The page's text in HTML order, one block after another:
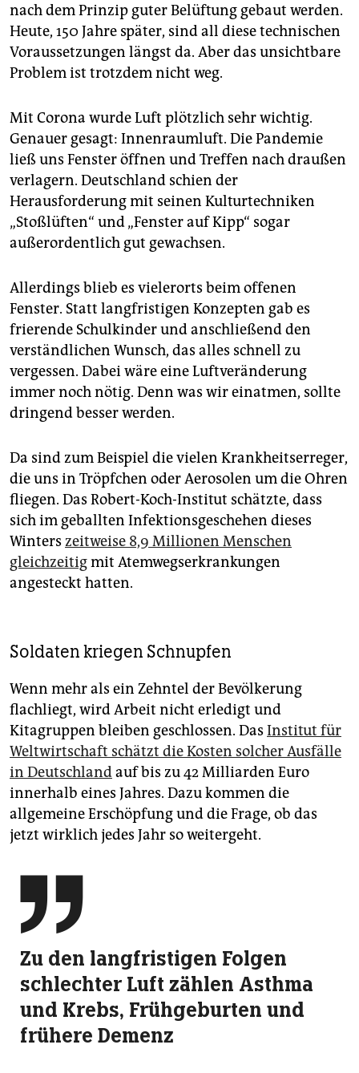
nach dem Prinzip guter Belüftung gebaut werden.
Heute, 150 Jahre später, sind all diese technischen
Voraussetzungen längst da. Aber das unsichtbare
Problem ist trotzdem nicht weg.
Mit Corona wurde Luft plötzlich sehr wichtig.
Genauer gesagt: Innenraumluft. Die Pandemie
ließ uns Fenster öffnen und Treffen nach draußen
verlagern. Deutschland schien der
Herausforderung mit seinen Kulturtechniken
„Stoßlüften“ und „Fenster auf Kipp“ sogar
außerordentlich gut gewachsen.
Allerdings blieb es vielerorts beim offenen
Fenster. Statt langfristigen Konzepten gab es
frierende Schulkinder und anschließend den
verständlichen Wunsch, das alles schnell zu
vergessen. Dabei wäre eine Luftveränderung
immer noch nötig. Denn was wir einatmen, sollte
dringend besser werden.
Da sind zum Beispiel die vielen Krankheitserreger,
die uns in Tröpfchen oder Aerosolen um die Ohren
fliegen. Das Robert-Koch-Institut schätzte, dass
sich im geballten Infektionsgeschehen dieses
Winters zeitweise 8,9 Millionen Menschen
gleichzeitigmit Atemwegserkrankungen
angesteckt hatten.
Soldaten kriegen Schnupfen
Wenn mehr als ein Zehntel der Bevölkerung
flachliegt, wird Arbeit nicht erledigt und
Kitagruppen bleiben geschlossen. Das Institut für
Weltwirtschaft schätzt die Kosten solcher Ausfälle
in Deutschlandauf bis zu 42 Milliarden Euro
innerhalb eines Jahres. Dazu kommen die
allgemeine Erschöpfung und die Frage, ob das
jetzt wirklich jedes Jahr so weitergeht.

Zu den langfristigen Folgen
schlechter Luft zählen Asthma
und Krebs, Frühgeburten und
frühere Demenz